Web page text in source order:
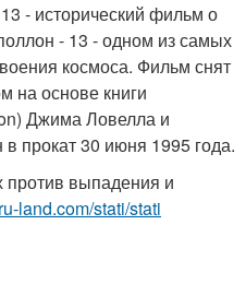
- исторический фильм о
- 13 - одном из самых
космоса. Фильм снят
на основе книги
Джима Ловелла и
прокат 30 июня 1995 года.
против выпадения и
land.com/stati/stati